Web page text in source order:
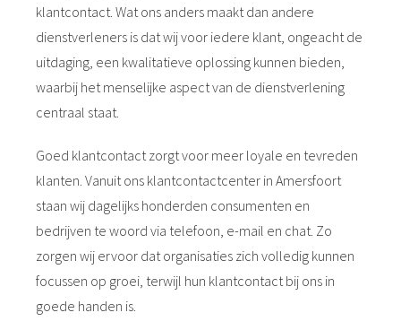
klantcontact. Wat ons anders maakt dan andere
dienstverleners is dat wij voor iedere klant, ongeacht de
uitdaging, een kwalitatieve oplossing kunnen bieden,
waarbij het menselijke aspect van de dienstverlening
centraal staat.
Goed klantcontact zorgt voor meer loyale en tevreden
klanten. Vanuit ons klantcontactcenter in Amersfoort
staan wij dagelijks honderden consumenten en
bedrijven te woord via telefoon, e-mail en chat. Zo
zorgen wij ervoor dat organisaties zich volledig kunnen
focussen op groei, terwijl hun klantcontact bij ons in
goede handen is.